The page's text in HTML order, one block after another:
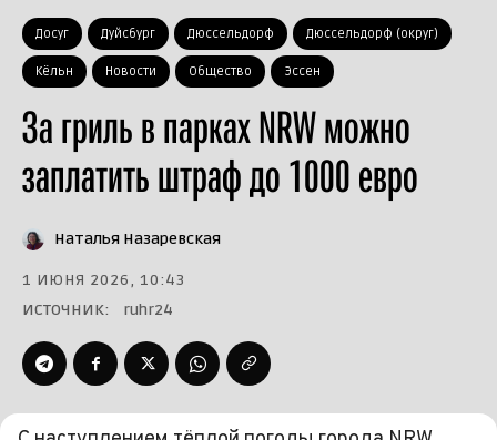
Досуг Дуйсбург Дюссельдорф Дюссельдорф (округ)
Кёльн Новости Общество Эссен
За гриль в парках NRW можно
заплатить штраф до 1000 евро
Наталья Назаревская
1 ИЮНЯ 2026, 10:43
ИСТОЧНИК:
ruhr24